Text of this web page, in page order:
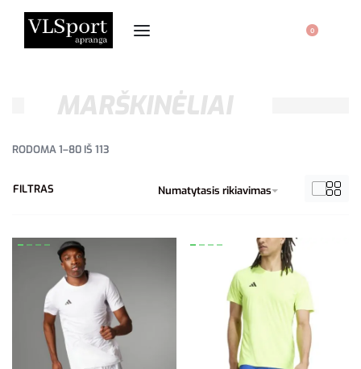
0
MARŠKINĖLIAI
RODOMA 1–80 IŠ 113
Numatytasis rikiavimas
FILTRAS